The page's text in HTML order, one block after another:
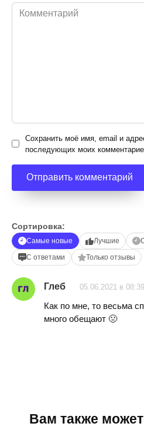
Комментарий
Сохранить моё имя, email и
последующих моих
Сортировка:
Самые новые Лучшие
С ответами
Только отзывы
Глеб 05.06.2021 в 08:39
Как по мне, то весьма
много обещают 🤢
Вам также